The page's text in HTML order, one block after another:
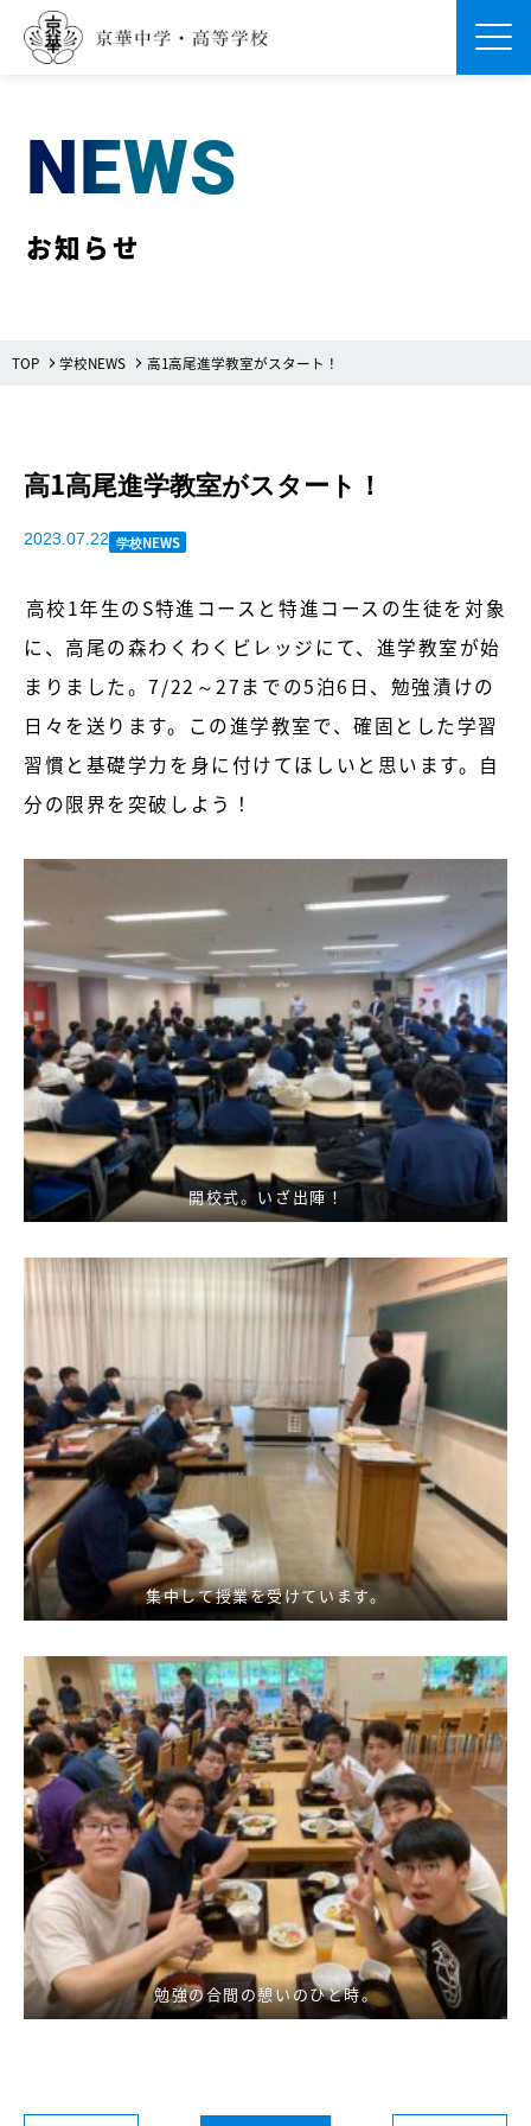
NEWS
お知らせ
TOP 学校NEWS 高1高尾進学教室がスタート！
高1高尾進学教室がスタート！
2023.07.22 学校NEWS
高校1年生のS特進コースと特進コースの生徒を対象
に、高尾の森わくわくビレッジにて、進学教室が始
まりました。7/22～27までの5泊6日、勉強漬けの
日々を送ります。この進学教室で、確固とした学習
習慣と基礎学力を身に付けてほしいと思います。自
分の限界を突破しよう！
開校式。いざ出陣！
集中して授業を受けています。
勉強の合間の憩いのひと時。